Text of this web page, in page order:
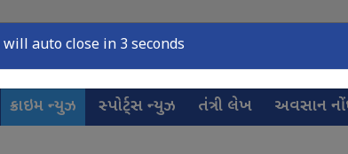
ક્રાઇમ ન્યુઝ સ્પોર્ટ્સ ન્યુઝ તંત્રી લેખ અવસાન
auto close in 2 seconds